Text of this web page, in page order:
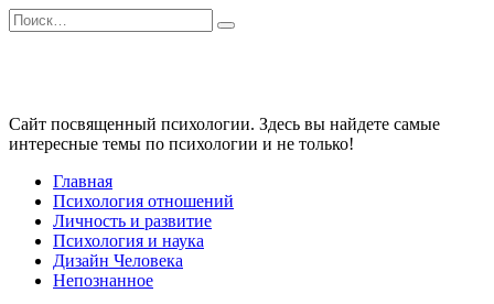
Перейти
к
Search
for:
Сайт посвященный психологии. Здесь вы найдете самые
интересные темы по психологии и не только!
Главная
Психология отношений
Личность и развитие
Психология и наука
Дизайн Человека
Непознанное